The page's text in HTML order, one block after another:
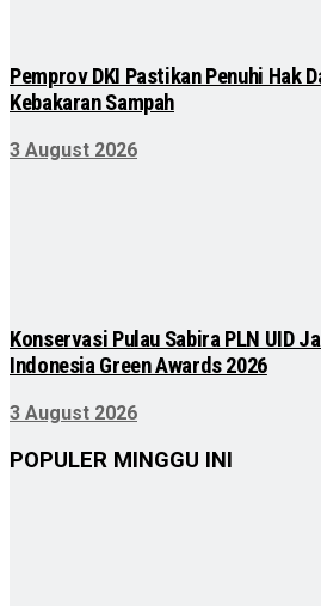
Pemprov DKI Pastikan Penuhi Hak
Kebakaran Sampah
3 August 2026
Konservasi Pulau Sabira PLN UID
Indonesia Green Awards 2026
3 August 2026
POPULER MINGGU INI